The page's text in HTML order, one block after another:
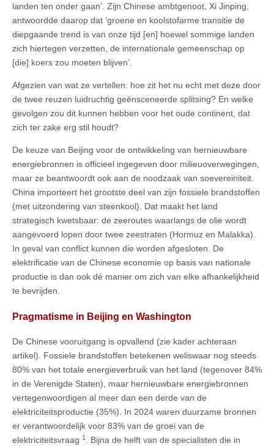
landen ten onder gaan’. Zijn Chinese ambtgenoot, Xi Jinping,
antwoordde daarop dat ‘groene en koolstofarme transitie de
diepgaande trend is van onze tijd [en] hoewel sommige landen
zich hiertegen verzetten, de internationale gemeenschap op
[die] koers zou moeten blijven’.
Afgezien van wat ze vertellen: hoe zit het nu echt met deze door
de twee reuzen luidruchtig geënsceneerde splitsing? En welke
gevolgen zou dit kunnen hebben voor het oude continent, dat
zich ter zake erg stil houdt?
De keuze van Beijing voor de ontwikkeling van hernieuwbare
energiebronnen is officieel ingegeven door milieuoverwegingen,
maar ze beantwoordt ook aan de noodzaak van soevereiniteit.
China importeert het grootste deel van zijn fossiele brandstoffen
(met uitzondering van steenkool). Dat maakt het land
strategisch kwetsbaar: de zeeroutes waarlangs de olie wordt
aangevoerd lopen door twee zeestraten (Hormuz en Malakka).
In geval van conflict kunnen die worden afgesloten. De
elektrificatie van de Chinese economie op basis van nationale
productie is dan ook dé manier om zich van elke afhankelijkheid
te bevrijden.
Pragmatisme in Beijing en Washington
De Chinese vooruitgang is opvallend (zie kader achteraan
artikel). Fossiele brandstoffen betekenen weliswaar nog steeds
80% van het totale energieverbruik van het land (tegenover 84%
in de Verenigde Staten), maar hernieuwbare energiebronnen
vertegenwoordigen al meer dan een derde van de
elektriciteitsproductie (35%). In 2024 waren duurzame bronnen
er verantwoordelijk voor 83% van de groei van de
elektriciteitsvraag 1
. Bijna de helft van de specialisten die in